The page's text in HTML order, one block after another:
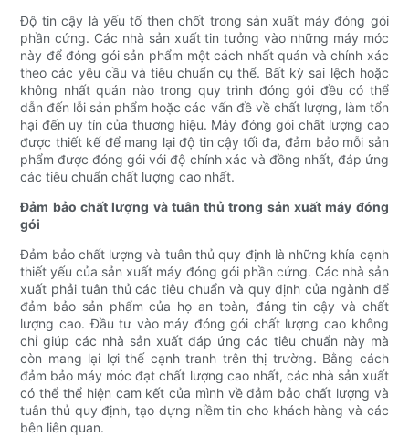
Độ tin cậy là yếu tố then chốt trong sản xuất máy đóng gói
phần cứng. Các nhà sản xuất tin tưởng vào những máy móc
này để đóng gói sản phẩm một cách nhất quán và chính xác
theo các yêu cầu và tiêu chuẩn cụ thể. Bất kỳ sai lệch hoặc
không nhất quán nào trong quy trình đóng gói đều có thể
dẫn đến lỗi sản phẩm hoặc các vấn đề về chất lượng, làm tổn
hại đến uy tín của thương hiệu. Máy đóng gói chất lượng cao
được thiết kế để mang lại độ tin cậy tối đa, đảm bảo mỗi sản
phẩm được đóng gói với độ chính xác và đồng nhất, đáp ứng
các tiêu chuẩn chất lượng cao nhất.
Đảm bảo chất lượng và tuân thủ trong sản xuất máy đóng
gói
Đảm bảo chất lượng và tuân thủ quy định là những khía cạnh
thiết yếu của sản xuất máy đóng gói phần cứng. Các nhà sản
xuất phải tuân thủ các tiêu chuẩn và quy định của ngành để
đảm bảo sản phẩm của họ an toàn, đáng tin cậy và chất
lượng cao. Đầu tư vào máy đóng gói chất lượng cao không
chỉ giúp các nhà sản xuất đáp ứng các tiêu chuẩn này mà
còn mang lại lợi thế cạnh tranh trên thị trường. Bằng cách
đảm bảo máy móc đạt chất lượng cao nhất, các nhà sản xuất
có thể thể hiện cam kết của mình về đảm bảo chất lượng và
tuân thủ quy định, tạo dựng niềm tin cho khách hàng và các
bên liên quan.